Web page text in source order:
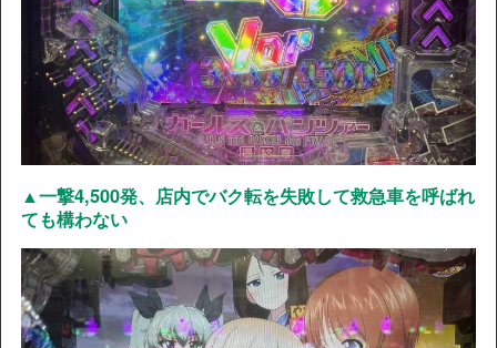
▲一撃4,500発、店内でバク転を失敗して救急車を呼ばれ
ても構わない